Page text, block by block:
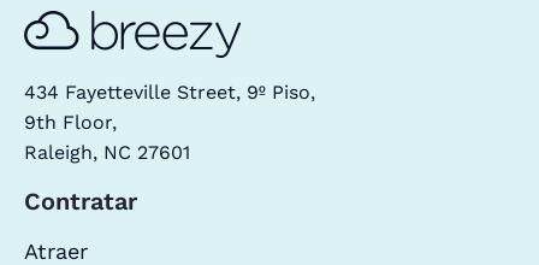
434 Fayetteville Street, 9º Piso,
9th Floor,
Raleigh, NC 27601
Contratar
Atraer